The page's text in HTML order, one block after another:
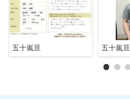
五十嵐亘 五十嵐亘